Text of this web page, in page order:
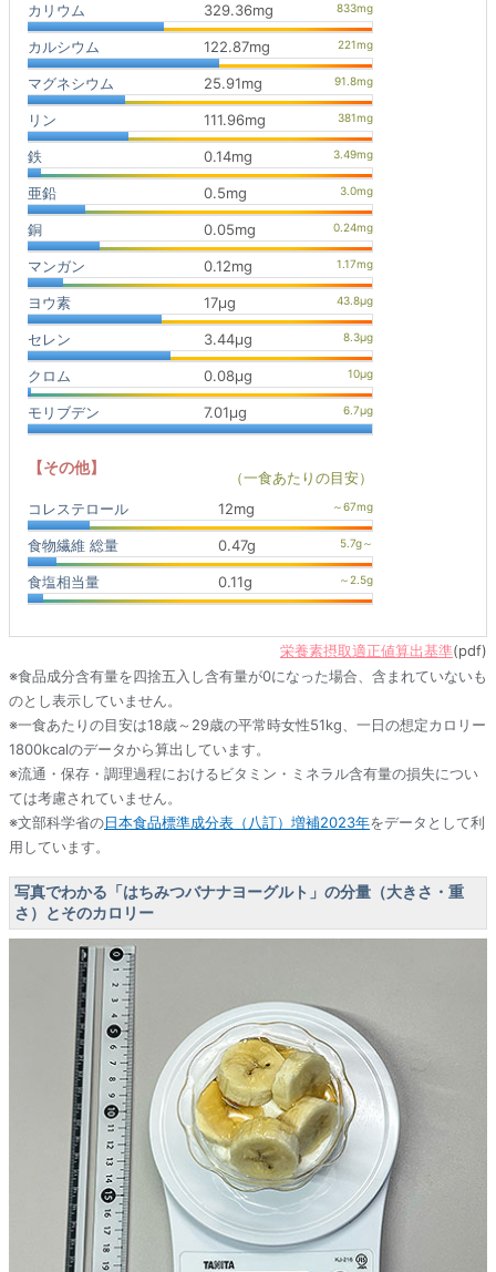
カリウム 329.36mg
カルシウム 122.87mg
マグネシウム 25.91mg
リン 111.96mg
鉄 0.14mg
亜鉛 0.5mg
銅 0.05mg
マンガン 0.12mg
ヨウ素 17μg
セレン 3.44μg
クロム 0.08μg
モリブデン 7.01μg
【その他】
（一食あたりの目安）
コレステロール
12mg
食物繊維 総量 0.47g
食塩相当量 0.11g
栄養素摂取適正値算出基準(pdf)
※食品成分含有量を四捨五入し含有量が0になった場合、含まれていないも
のとし表示していません。
※一食あたりの目安は18歳～29歳の平常時女性51kg、一日の想定カロリー
1800kcalのデータから算出しています。
※流通・保存・調理過程におけるビタミン・ミネラル含有量の損失につい
ては考慮されていません。
※文部科学省の日本食品標準成分表（八訂）増補2023年をデータとして利
用しています。
写真でわかる「はちみつバナナヨーグルト」の分量（大きさ・重
さ）とそのカロリー